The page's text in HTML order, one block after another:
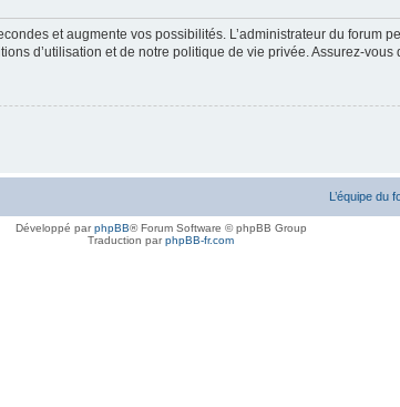
et augmente vos possibilités. L’administrateur du
d’utilisation et de notre politique de vie privée. Assurez-vous
L’équipe du
Développé parphpBB® Forum Software © phpBB Group
Traduction parphpBB-fr.com